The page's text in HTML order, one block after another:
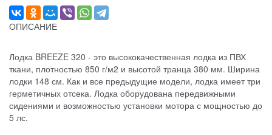
ОПИСАНИЕ
Лодка BREEZE 320 - это высококачественная лодка из ПВХ
ткани, плотностью 850 г/м2 и высотой транца 380 мм. Ширина
лодки 148 см. Как и все предыдущие модели, лодка имеет три
герметичных отсека. Лодка оборудована передвижными
сидениями и возможностью установки мотора с мощностью до
5 лс.